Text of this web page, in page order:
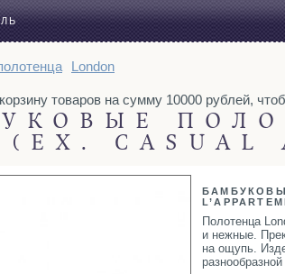
London
товаров на сумму 10000 рублей,
(EX. CASUAL
Полотенца
и нежные.
на ощупь.